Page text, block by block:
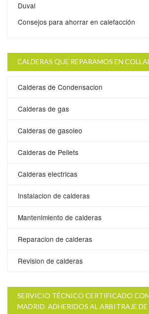
Duval
Consejos para ahorrar en calefacción
CALDERAS QUE REPARAMOS EN
Calderas de Condensacion
Calderas de gas
Calderas de gasoleo
Calderas de Pellets
Calderas electricas
Instalacion de calderas
Mantenimiento de calderas
Reparacion de calderas
Revision de calderas
SERVICIO TÉCNICO CERTIFICADO
MADRID. ADHERIDOS AL ARBITRAJE